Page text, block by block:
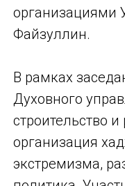
организациями
Файзуллин.
В рамках
Духовного
строительство
организация
экстремизма,